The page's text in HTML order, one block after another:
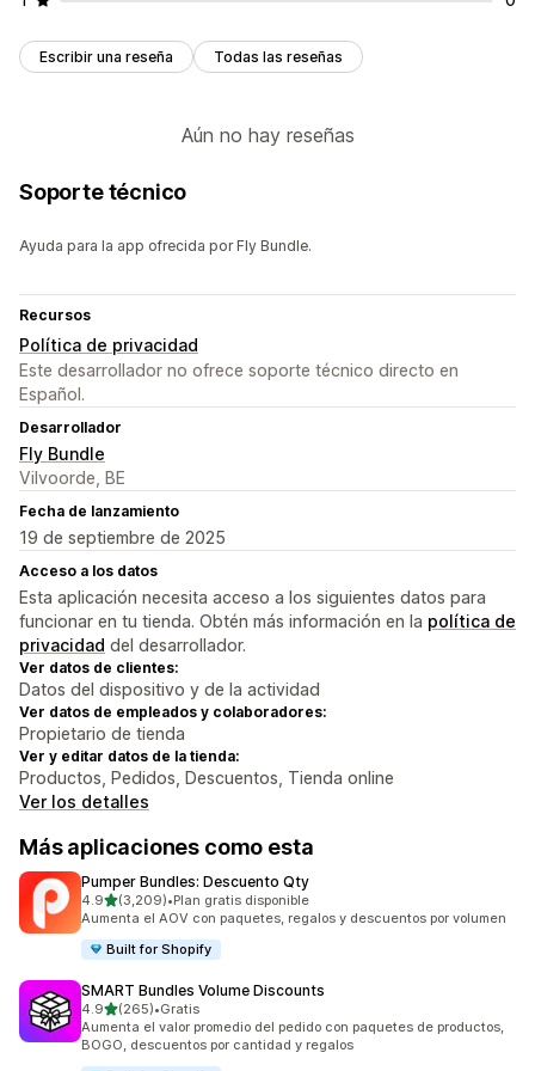
Escribir una reseña Todas las reseñas
Aún no hay reseñas
Soporte técnico
Ayuda para la app ofrecida por Fly Bundle.
Recursos
Política de privacidad
Este desarrollador no ofrece soporte técnico directo en
Español.
Desarrollador
Fly Bundle
Vilvoorde, BE
Fecha de lanzamiento
19 de septiembre de 2025
Acceso a los datos
Esta aplicación necesita acceso a los siguientes datos para
funcionar en tu tienda. Obtén más información en la política de
privacidad del desarrollador.
Ver datos de clientes:
Datos del dispositivo y de la actividad
Ver datos de empleados y colaboradores:
Propietario de tienda
Ver y editar datos de la tienda:
Productos, Pedidos, Descuentos, Tienda online
Ver los detalles
Más aplicaciones como esta
Pumper Bundles: Descuento Qty
4.9de 5 estrellas
(3,209)
3209 reseñas en total
•Plan gratis disponible
Aumenta el AOV con paquetes, regalos y descuentos por volumen
Built for Shopify
SMART Bundles Volume Discounts
4.9de 5 estrellas
(265)
265 reseñas en total
•Gratis
Aumenta el valor promedio del pedido con paquetes de productos,
BOGO, descuentos por cantidad y regalos